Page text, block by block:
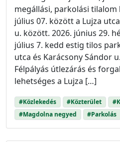
megállási, parkolási tilalom
július 07. között a Lujza
u. között. 2026. június 29.
július 7. kedd estig tilos
utca és Karácsony Sándor
Félpályás útlezárás és
lehetséges a Lujza […]
#Közlekedés #Közterület
#Magdolna negyed
#Parkolás